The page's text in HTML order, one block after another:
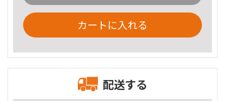
カートに入れる
配送する